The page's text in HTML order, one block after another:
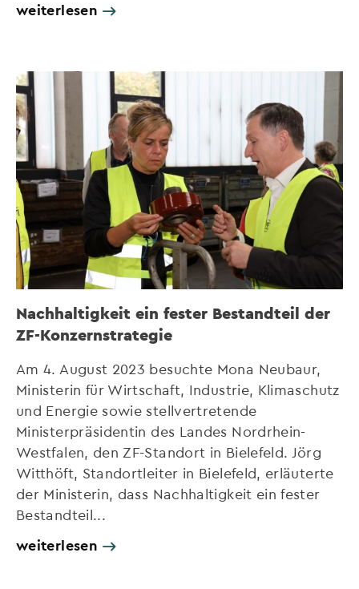
weiterlesen
Nachhaltigkeit ein fester Bestandteil der
ZF-Konzernstrategie
Am 4. August 2023 besuchte Mona Neubaur,
Ministerin für Wirtschaft, Industrie, Klimaschutz
und Energie sowie stellvertretende
Ministerpräsidentin des Landes Nordrhein-
Westfalen, den ZF-Standort in Bielefeld. Jörg
Witthöft, Standortleiter in Bielefeld, erläuterte
der Ministerin, dass Nachhaltigkeit ein fester
Bestandteil...
weiterlesen